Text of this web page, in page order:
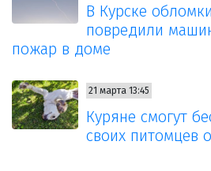
В Курске
повредили
пожар в доме
21 марта 13:45
Куряне смогут
своих питомцев